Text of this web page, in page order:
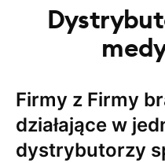
Firmy z Firmy brazylijskie
działające w
dystrybutorzy